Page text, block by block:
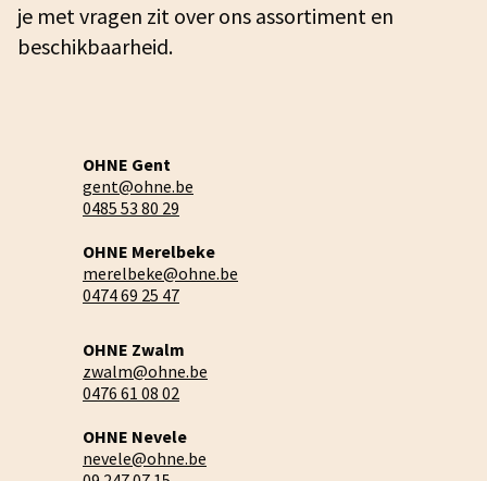
je met vragen zit over ons assortiment en
beschikbaarheid.
OHNE Gent
gent@ohne.be
0485 53 80 29
OHNE Merelbeke
merelbeke@ohne.be
0474 69 25 47
OHNE Zwalm
zwalm@ohne.be
0476 61 08 02
OHNE Nevele
nevele@ohne.be